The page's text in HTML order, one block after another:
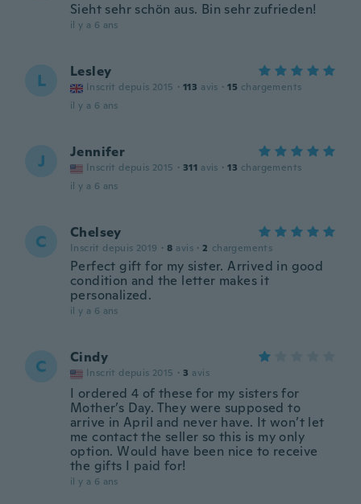
Sieht sehr schön aus. Bin sehr zufrieden!
il y a 6 ans
L Lesley
Inscrit depuis 2015 · 113 avis · 15 chargements
il y a 6 ans
J Jennifer
Inscrit depuis 2015 · 311 avis · 13 chargements
il y a 6 ans
C Chelsey
Inscrit depuis 2019 · 8 avis · 2 chargements
Perfect gift for my sister. Arrived in good
condition and the letter makes it
personalized.
il y a 6 ans
C Cindy
Inscrit depuis 2015 · 3 avis
I ordered 4 of these for my sisters for
Mother’s Day. They were supposed to
arrive in April and never have. It won’t let
me contact the seller so this is my only
option. Would have been nice to receive
the gifts I paid for!
il y a 6 ans